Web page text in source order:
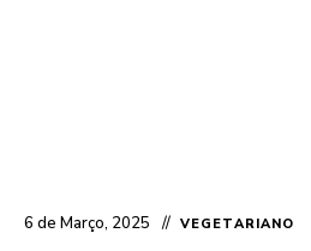
6 de Março, 2025 VEGETARIANO